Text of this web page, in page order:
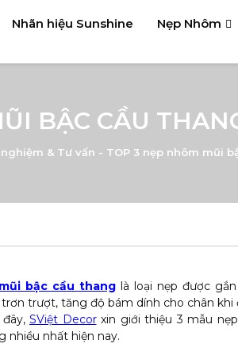
Nhãn hiệu Sunshine Nẹp Nhôm
BẬC CẦU
& Tư vấn - TOP 3 nẹp nhôm mũi
bậc cầu thang là loại nẹp được
trượt, tăng độ bám dính cho chân
SViệt Decorxin giới thiệu 3 mẫu
nhiều nhất hiện nay.